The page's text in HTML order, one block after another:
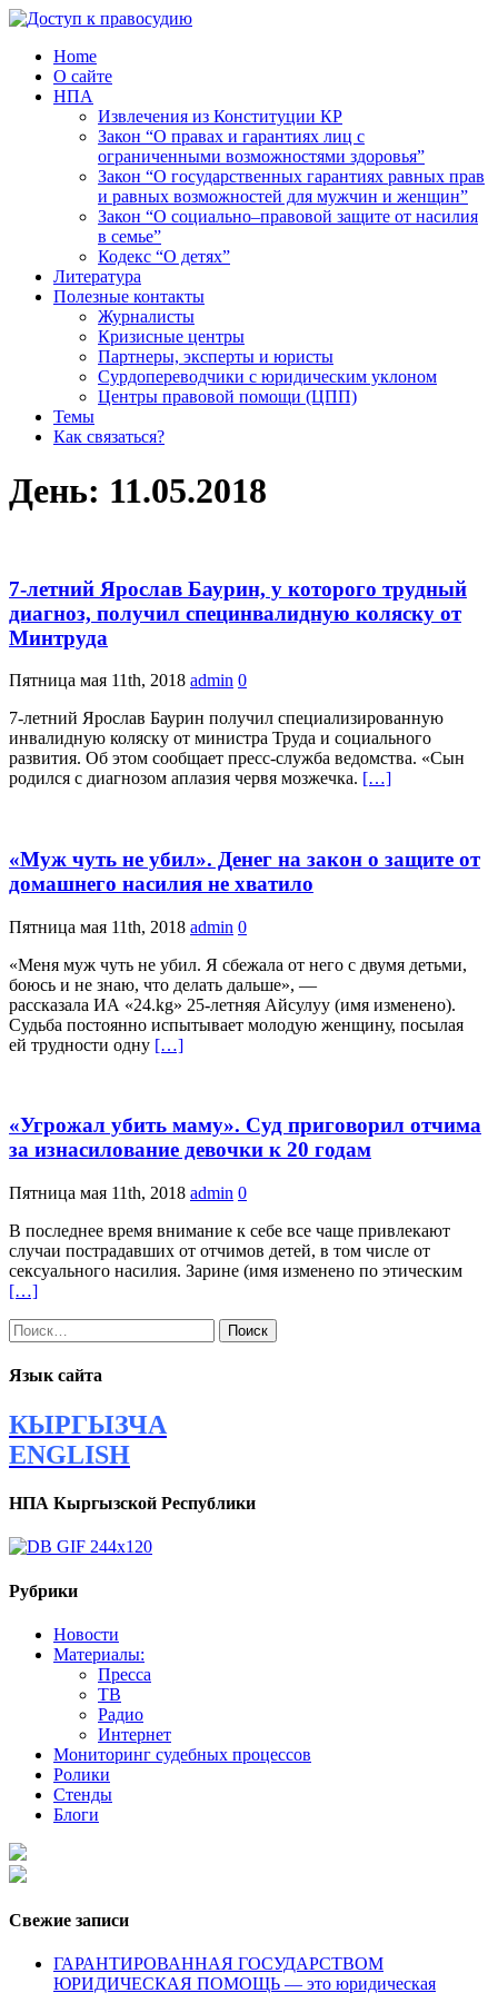
Home
О сайте
НПА
Извлечения из Конституции КР
Закон “О правах и гарантиях лиц с
ограниченными возможностями здоровья”
Закон “О государственных гарантиях равных прав
и равных возможностей для мужчин и женщин”
Закон “О социально–правовой защите от насилия
в семье”
Кодекс “О детях”
Литература
Полезные контакты
Журналисты
Кризисные центры
Партнеры, эксперты и юристы
Сурдопереводчики с юридическим уклоном
Центры правовой помощи (ЦПП)
Темы
Как связаться?
День: 11.05.2018
7-летний Ярослав Баурин, у которого трудный
диагноз, получил специнвалидную коляску от
Минтруда
Пятница мая 11th, 2018 admin 0
7-летний Ярослав Баурин получил специализированную
инвалидную коляску от министра Труда и социального
развития. Об этом сообщает пресс-служба ведомства. «Сын
родился с диагнозом аплазия червя мозжечка. […]
«Муж чуть не убил». Денег на закон о защите от
домашнего насилия не хватило
Пятница мая 11th, 2018 admin 0
«Меня муж чуть не убил. Я сбежала от него с двумя детьми,
боюсь и не знаю, что делать дальше», —
рассказала ИА «24.kg» 25-летняя Айсулуу (имя изменено).
Судьба постоянно испытывает молодую женщину, посылая
ей трудности одну […]
«Угрожал убить маму». Суд приговорил отчима
за изнасилование девочки к 20 годам
Пятница мая 11th, 2018 admin 0
В последнее время внимание к себе все чаще привлекают
случаи пострадавших от отчимов детей, в том числе от
сексуального насилия. Зарине (имя изменено по этическим
[…]
Найти:
Язык сайта
КЫРГЫЗЧА
ENGLISH
НПА Кыргызской Республики
Рубрики
Новости
Материалы:
Пресса
ТВ
Радио
Интернет
Мониторинг судебных процессов
Ролики
Стенды
Блоги
Свежие записи
ГАРАНТИРОВАННАЯ ГОСУДАРСТВОМ
ЮРИДИЧЕСКАЯ ПОМОЩЬ — это юридическая